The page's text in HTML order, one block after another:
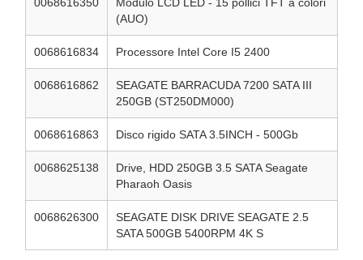
(AUO)
0068616834 Processore Intel Core I5 2400
0068616862
SEAGATE BARRACUDA 7200 SATA III
250GB (ST250DM000)
0068616863 Disco rigido SATA 3.5INCH - 500Gb
0068625138
Drive, HDD 250GB 3.5 SATA Seagate
Pharaoh Oasis
0068626300
SEAGATE DISK DRIVE SEAGATE 2.5
SATA 500GB 5400RPM 4K S